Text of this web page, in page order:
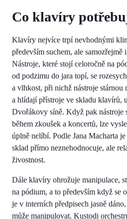
Co klavíry
Klavíry nejvíce trpí nevhodnými
především suchem, ale samozřejmě
Nástroje, které stojí celoročně na
od podzimu do jara topí, se
a vlhkost, při nichž nástroje
a hlídají přístroje ve skladu klavírů,
Dvořákovy síně. Když pak nástroje
během zkoušek a koncertů, lze
úplně nelíbí. Podle Jana Macharta
sklad přímo neznehodnocuje, ale
živostnost.
Dále klavíry ohrožuje manipulace,
na pódium, a to především když se
je v interních předpisech jasně
může manipulovat. Kustodi